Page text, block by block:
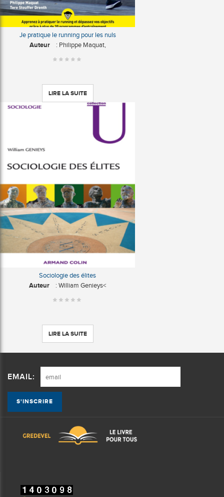
Je pratique le running pour les nuls
Auteur: Philippe Maquat,
LIRE LA SUITE
Sociologie des élites
Auteur : William Genieys<
LIRE LA SUITE
EMAIL: